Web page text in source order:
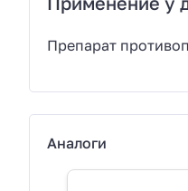
Препарат
Аналоги